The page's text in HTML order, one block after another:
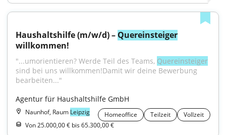
Haushaltshilfe (m/w/d) – Quereinsteiger
willkommen!
"...umorientieren? Werde Teil des Teams, Quereinsteiger
sind bei uns willkommen!Damit wir deine Bewerbung
bearbeiten..."
Agentur für Haushaltshilfe GmbH
Naunhof, Raum Leipzig Homeoffice Teilzeit
Vollzeit
Von 25.000,00 € bis 65.300,00 €